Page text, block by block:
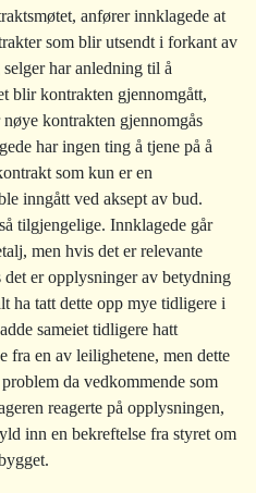
anfører innklagede at
som blir utsendt i forkant av
har anledning til å
blir kontrakten gjennomgått,
kontrakten gjennomgås
har ingen ting å tjene på å
som kun er en
inngått ved aksept av bud.
tilgjengelige. Innklagede går
men hvis det er relevante
er opplysninger av betydning
ha tatt dette opp mye tidligere i
sameiet tidligere hatt
fra en av leilighetene, men dette
da vedkommende som
reagerte på opplysningen,
inn en bekreftelse fra styret om